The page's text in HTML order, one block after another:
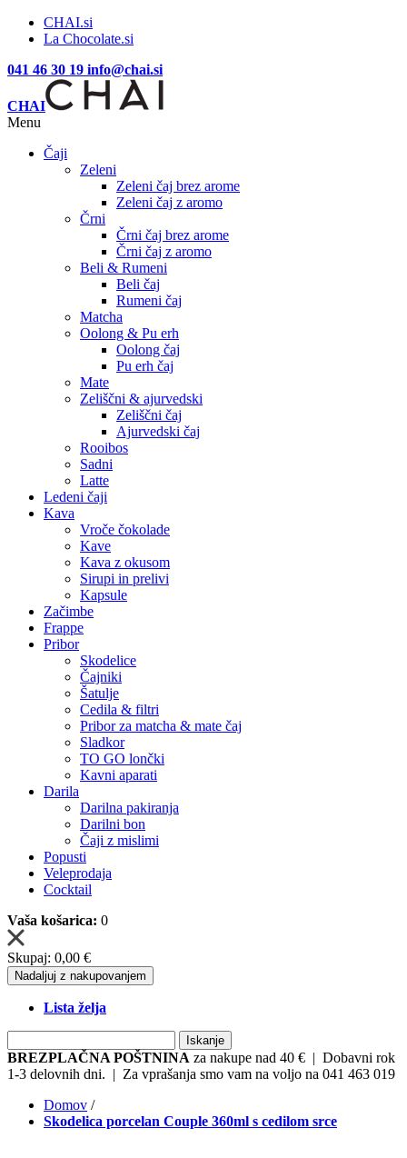
CHAI.si
La Chocolate.si
041 46 30 19 info@chai.si
CHAI
Menu
Čaji
Zeleni
Zeleni čaj brez arome
Zeleni čaj z aromo
Črni
Črni čaj brez arome
Črni čaj z aromo
Beli & Rumeni
Beli čaj
Rumeni čaj
Matcha
Oolong & Pu erh
Oolong čaj
Pu erh čaj
Mate
Zeliščni & ajurvedski
Zeliščni čaj
Ajurvedski čaj
Rooibos
Sadni
Latte
Ledeni čaji
Kava
Vroče čokolade
Kave
Kava z okusom
Sirupi in prelivi
Kapsule
Začimbe
Frappe
Pribor
Skodelice
Čajniki
Šatulje
Cedila & filtri
Pribor za matcha & mate čaj
Sladkor
TO GO lončki
Kavni aparati
Darila
Darilna pakiranja
Darilni bon
Čaji z mislimi
Popusti
Veleprodaja
Cocktail
Vaša košarica: 0
Skupaj: 0,00 €
Nadaljuj z nakupovanjem
Lista želja
Iskanje
BREZPLAČNA POŠTNINA za nakupe nad 40 € | Dobavni rok
1-3 delovnih dni. | Za vprašanja smo vam na voljo na 041 463 019
Domov /
Skodelica porcelan Couple 360ml s cedilom srce